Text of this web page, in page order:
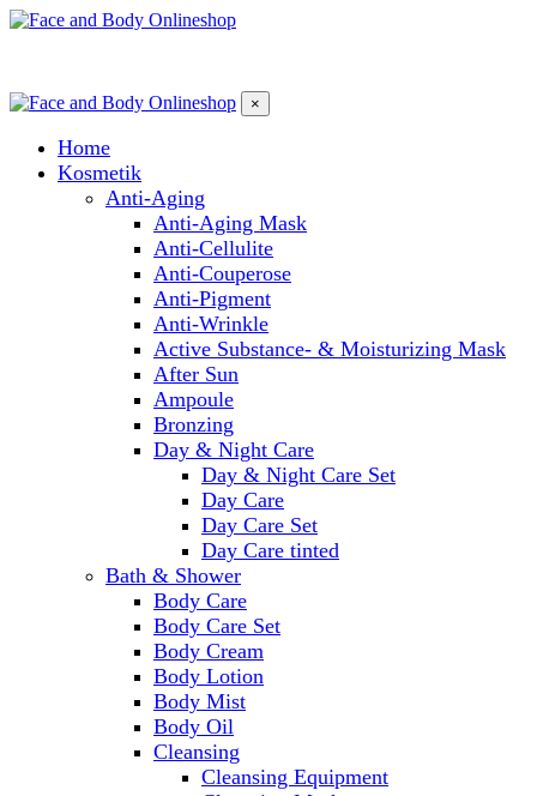
×
Home
Kosmetik
Anti-Aging
Anti-Aging Mask
Anti-Cellulite
Anti-Couperose
Anti-Pigment
Anti-Wrinkle
Active Substance- & Moisturizing Mask
After Sun
Ampoule
Bronzing
Day & Night Care
Day & Night Care Set
Day Care
Day Care Set
Day Care tinted
Bath & Shower
Body Care
Body Care Set
Body Cream
Body Lotion
Body Mist
Body Oil
Cleansing
Cleansing Equipment